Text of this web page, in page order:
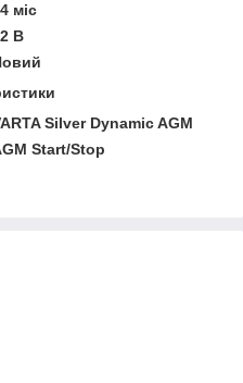
міс
В
Silver Dynamic AGM
Start/Stop